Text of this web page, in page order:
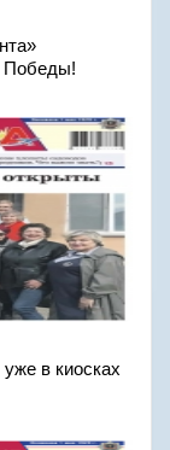
Победы!
в киосках